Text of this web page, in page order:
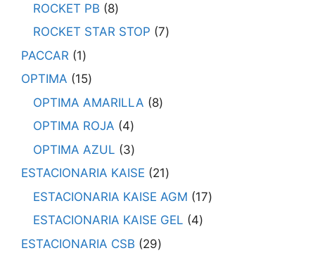
ROCKET PB
8
ROCKET STAR STOP 7
PACCAR
1
OPTIMA
15
OPTIMA AMARILLA
8
OPTIMA ROJA
4
OPTIMA AZUL
3
ESTACIONARIA KAISE
21
ESTACIONARIA KAISE AGM
17
ESTACIONARIA KAISE GEL
4
ESTACIONARIA CSB
29